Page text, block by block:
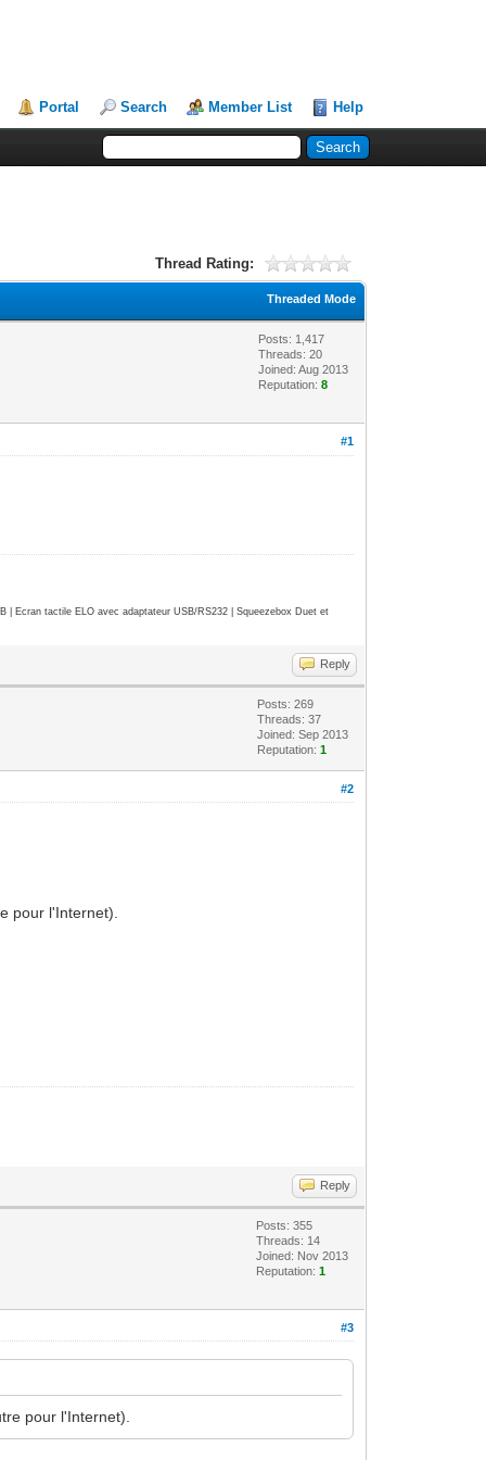
Portal Search Member List Help
Thread Rating:
Threaded Mode
Posts: 1,417
Threads: 20
Joined: Aug 2013
Reputation:8
#1
| Ecran tactile ELO avec adaptateur USB/RS232 | Squeezebox Duet et
Reply
Posts: 269
Threads: 37
Joined: Sep 2013
Reputation:1
#2
pour l'Internet).
Reply
Posts: 355
Threads: 14
Joined: Nov 2013
Reputation:1
#3
pour l'Internet).